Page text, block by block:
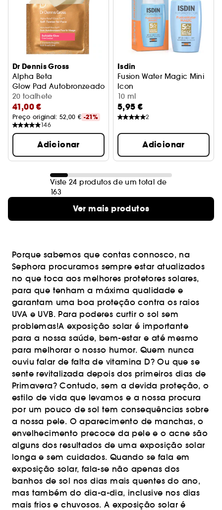
Dr Dennis Gross
Alpha Beta
Glow Pad Autobronzeador para o Rosto
20 toalhete
41,00 €
Preço original: 52,00 € -21%
146
Adicionar
Isdin
Fusion Water Magic Mini
Icon
Proteção solar
10 ml
5,95 €
2
Adicionar
Viste 24 produtos de um total de
163
Ver mais produtos
Porque sabemos que contas connosco, na
Sephora procuramos sempre estar atualizados
no que toca aos melhores protetores solares,
para que tenham a máxima qualidade e
garantam uma boa proteção contra os raios
UVA e UVB. Para poderes curtir o sol sem
problemas!A exposição solar é importante
para a nossa saúde, bem-estar e até mesmo
para melhorar o nosso humor. Quem nunca
ouviu falar de falta de vitamina D? Ou que se
sente revitalizada depois dos primeiros dias de
Primavera? Contudo, sem a devida proteção, o
estilo de vida que levamos e a nossa procura
por um pouco de sol tem consequências sobre
a nossa pele. O aparecimento de manchas, o
envelhecimento precoce da pele e o acne são
alguns dos resultados de uma exposição solar
longa e sem cuidados. Quando se fala em
exposição solar, fala-se não apenas dos
banhos de sol nos dias mais quentes do ano,
mas também do dia-a-dia, inclusive nos dias
mais frios e chuvosos. A exposição solar é